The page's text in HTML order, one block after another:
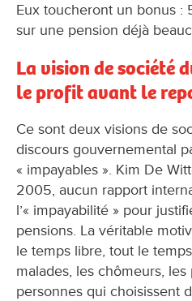
Eux toucheront un bonus :
sur une pension déjà
La vision de société
le profit avant le
Ce sont deux visions de
discours gouvernemental
« impayables ». Kim De
2005, aucun rapport
l’« impayabilité » pour
pensions. La véritable
le temps libre, tout le
malades, les chômeurs,
personnes qui choisissent